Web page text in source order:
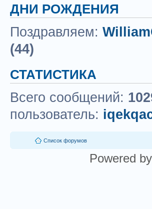
ДНИ РОЖДЕНИЯ
Поздравляем:
(44)
СТАТИСТИКА
Всего сообщений:
пользователь:
Список форумов
Powered by